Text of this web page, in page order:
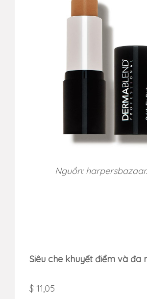
Nguồn:
Siêu che khuyết điểm và đa
$ 11,05